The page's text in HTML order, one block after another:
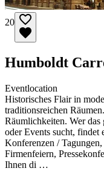
20
Humboldt
Eventlocation
Historisches Flair in
traditionsreichen
Räumlichkeiten. Wer das
oder Events sucht,
Konferenzen /
Firmenfeiern,
Ihnen di …